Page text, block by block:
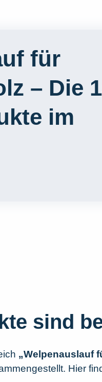
für
– Die
im
sind
„Welpenauslauf
Hier